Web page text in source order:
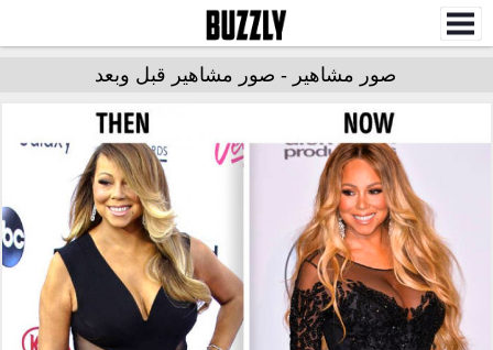
صور مشاهير - صور مشاهير قبل وبعد